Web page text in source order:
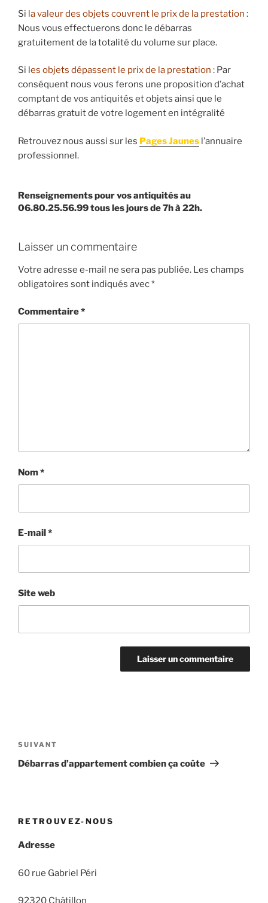
Si la valeur des objets couvrent le prix de la prestation :
Nous vous effectuerons donc le débarras
gratuitement de la totalité du volume sur place.
Si les objets dépassent le prix de la prestation : Par
conséquent nous vous ferons une proposition d’achat
comptant de vos antiquités et objets ainsi que le
débarras gratuit de votre logement en intégralité
Retrouvez nous aussi sur les Pages Jaunes l’annuaire
professionnel.
Renseignements pour vos antiquités au
06.80.25.56.99 tous les jours de 7h à 22h.
Laisser un commentaire
Votre adresse e-mail ne sera pas publiée. Les champs
obligatoires sont indiqués avec*
Commentaire*
Nom*
E-mail*
Site web
de
l’article
Article
suivant
SUIVANT
Débarras d’appartement combien ça coûte
RETROUVEZ-NOUS
Adresse
60 rue Gabriel Péri
92320 Châtillon